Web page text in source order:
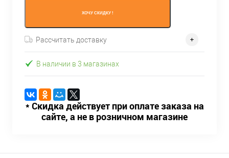
ХОЧУ СКИДКУ !
Рассчитать доставку
В наличии в 3 магазинах
* Скидка действует при оплате заказа на
сайте, а не в розничном магазине